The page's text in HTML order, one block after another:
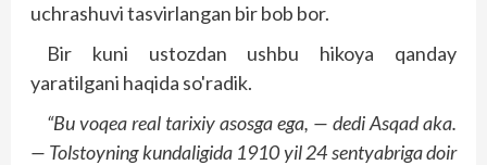
uchrashuvi tasvirlangan bir bob bor.
Bir kuni ustozdan ushbu hikoya qanday
yaratilgani haqida so'radik.
“Bu voqea real tarixiy asosga ega, — dedi Asqad aka.
— Tolstoyning kundaligida 1910 yil 24 sentyabriga doir